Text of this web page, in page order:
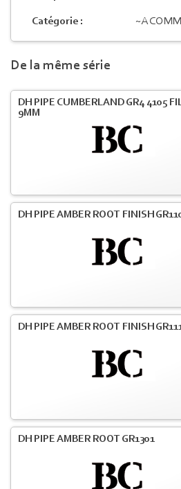
Catégorie : ~A
De la même série
DH PIPE CUMBERLAND GR4 4105
9MM
DH PIPE AMBER ROOT FINISH
DH PIPE AMBER ROOT FINISH
DH PIPE AMBER ROOT GR1301